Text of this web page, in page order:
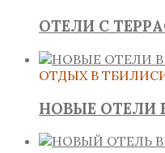
ОТЕЛИ С
ОТДЫХ В
НОВЫЕ ОТЕЛИ